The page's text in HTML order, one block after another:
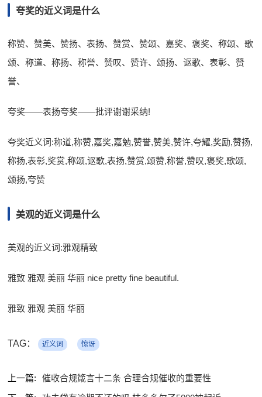
夸奖的近义词是什么
称赞、赞美、赞扬、表扬、赞赏、赞颂、嘉奖、褒奖、称颂、歌
颂、称道、称扬、称誉、赞叹、赞许、颂扬、讴歌、表彰、赞
誉、
夸奖——表扬夸奖——批评谢谢采纳!
夸奖近义词:称道,称赞,嘉奖,嘉勉,赞誉,赞美,赞许,夸耀,奖励,赞扬,
称扬,表彰,奖赏,称颂,讴歌,表扬,赞赏,颂赞,称誉,赞叹,褒奖,歌颂,
颂扬,夸赞
美观的近义词是什么
美观的近义词:雅观精致
雅致 雅观 美丽 华丽 nice pretty fine beautiful.
雅致 雅观 美丽 华丽
TAG： 近义词 惊讶
上一篇:
催收合规箴言十二条 合理合规催收的重要性